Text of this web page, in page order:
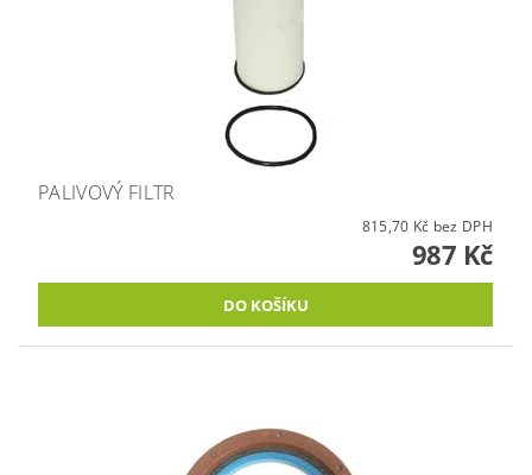
PALIVOVÝ FILTR
815,70 Kč bez DPH
987 Kč